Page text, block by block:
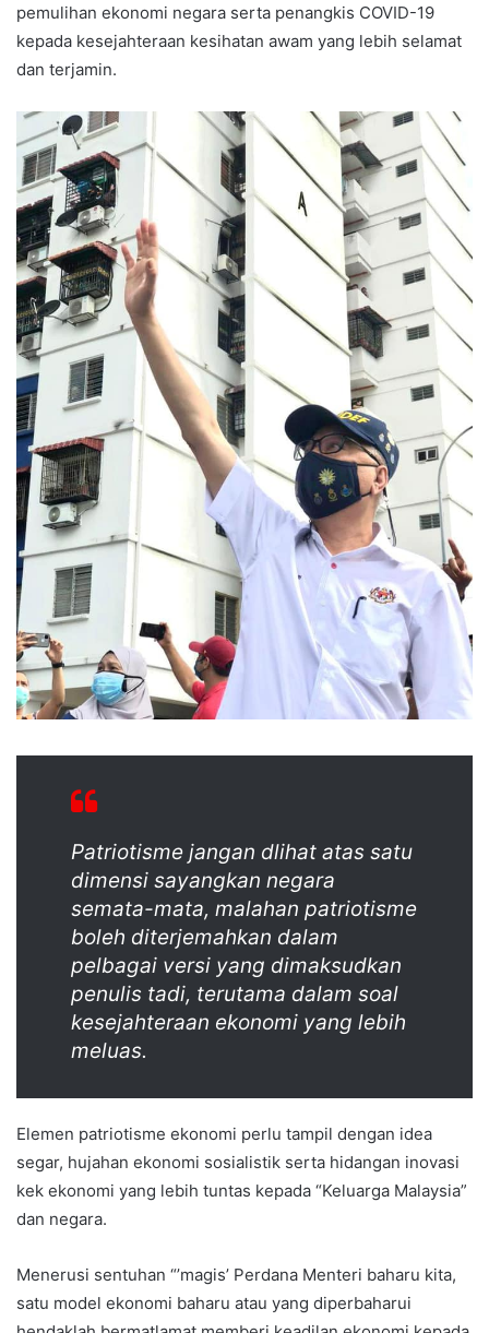
pemulihan ekonomi negara serta penangkis COVID-19
kepada kesejahteraan kesihatan awam yang lebih selamat
dan terjamin.
Patriotisme jangan dlihat atas satu
dimensi sayangkan negara
semata-mata, malahan patriotisme
boleh diterjemahkan dalam
pelbagai versi yang dimaksudkan
penulis tadi, terutama dalam soal
kesejahteraan ekonomi yang lebih
meluas.
Elemen patriotisme ekonomi perlu tampil dengan idea
segar, hujahan ekonomi sosialistik serta hidangan inovasi
kek ekonomi yang lebih tuntas kepada “Keluarga Malaysia”
dan negara.
Menerusi sentuhan “’magis’ Perdana Menteri baharu kita,
satu model ekonomi baharu atau yang diperbaharui